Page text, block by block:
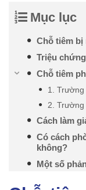
Mục lục
Chỗ tiêm
Triệu
Chỗ tiêm
1.
2.
Cách làm
Có cách
không?
Một số